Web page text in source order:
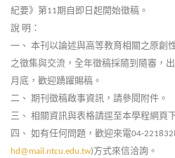
紀要》第11期自即日起開始徵稿。
說 明：
一、 本刊以論述與高等教育相關之原創
之徵集與交流，全年徵稿採隨到隨審，
月底，歡迎踴躍賜稿。
二、 期刊徵稿啟事資訊，請參閱附件。
三、 相關資訊與表格請逕至本學程網頁
四、 如有任何問題，歡迎來電04-
hd@mail.ntcu.edu.tw)方式來信洽詢。